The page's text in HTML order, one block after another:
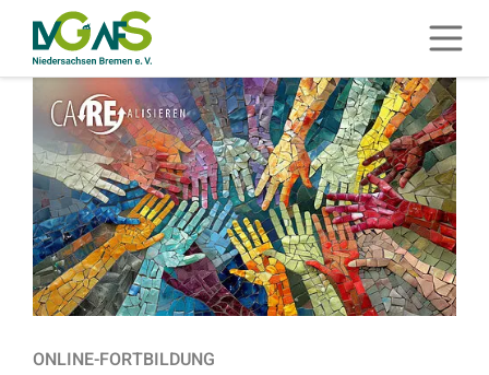
ZUM HAUPTINHALT SPRINGEN
ZUR SUCHE SPRINGEN
ONLINE-FORTBILDUNG